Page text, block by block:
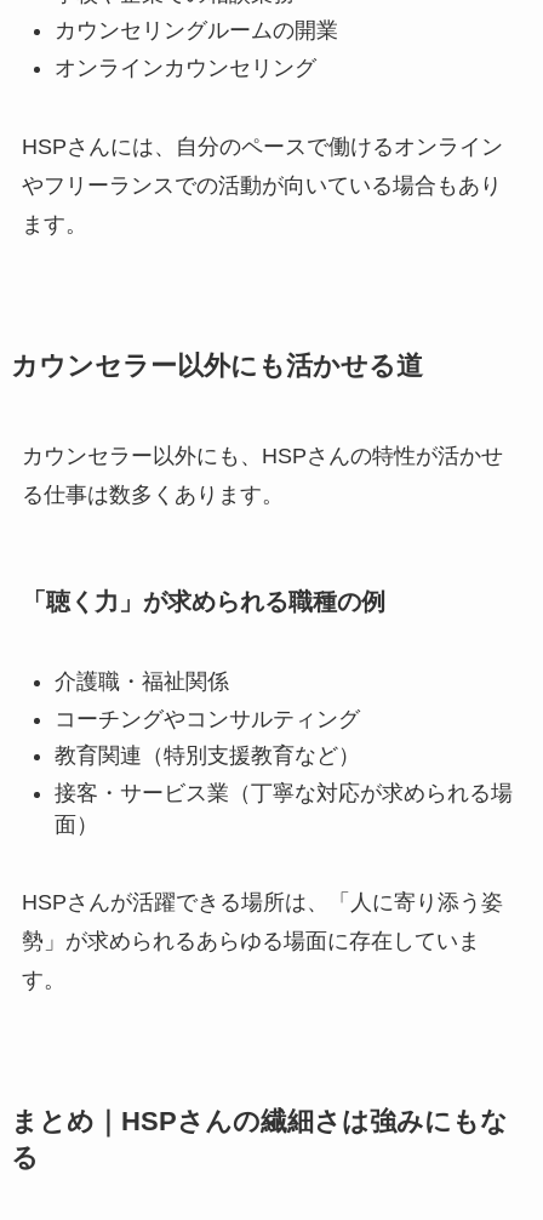
カウンセリングルームの開業
オンラインカウンセリング
HSPさんには、自分のペースで働けるオンライン
やフリーランスでの活動が向いている場合もあり
ます。
カウンセラー以外にも活かせる道
カウンセラー以外にも、HSPさんの特性が活かせ
る仕事は数多くあります。
「聴く力」が求められる職種の例
介護職・福祉関係
コーチングやコンサルティング
教育関連（特別支援教育など）
接客・サービス業（丁寧な対応が求められる場
面）
HSPさんが活躍できる場所は、「人に寄り添う姿
勢」が求められるあらゆる場面に存在していま
す。
まとめ｜HSPさんの繊細さは強みにもな
る